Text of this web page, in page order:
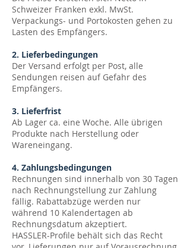
Schweizer Franken exkl. MwSt.
Verpackungs- und Portokosten gehen zu
Lasten des Empfängers.
2. Lieferbedingungen
Der Versand erfolgt per Post, alle
Sendungen reisen auf Gefahr des
Empfängers.
3. Lieferfrist
Ab Lager ca. eine Woche. Alle übrigen
Produkte nach Herstellung oder
Wareneingang.
4. Zahlungsbedingungen
Rechnungen sind innerhalb von 30 Tagen
nach Rechnungstellung zur Zahlung
fällig. Rabattabzüge werden nur
während 10 Kalendertagen ab
Rechnungsdatum akzeptiert.
HASSLER-Profile behält sich das Recht